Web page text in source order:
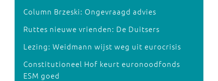
Column Brzeski: Ongevraagd advies
Ruttes nieuwe vrienden: De Duitsers
Lezing: Weidmann wijst weg uit eurocrisis
Constitutioneel Hof keurt euronoodfonds
ESM goed